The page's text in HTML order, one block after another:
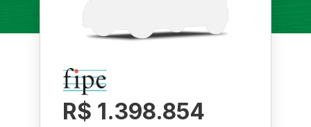
R$ 1.398.854